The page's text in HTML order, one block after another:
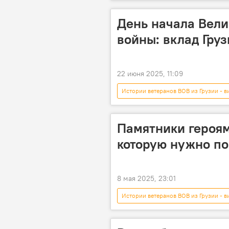
День начала
войны: вклад
22 июня 2025, 11:09
Истории ветеранов ВОВ из Грузии -
Черное море
АНАЛИТИКА
Памятники
которую нужно
8 мая 2025, 23:01
Истории ветеранов ВОВ из Грузии -
Фотоленты
Новости